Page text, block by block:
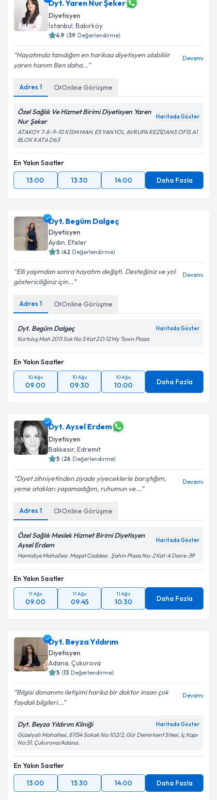
Dyt. Yaren Nur Şeker
Diyetisyen
İstanbul, Bakırköy
4.9 (39 Değerlendirme)
Hayatımda tanıdığım en harikaa diyetisyen olabiliiir
yaren hanım Ben daha...
Devamı
Adres 1 Online Görüşme
Özel Sağlık Ve Hizmet Birimi Diyetisyen Yaren
Nur Şeker
Haritada Göster
ATAKOY 7-8-9-10 KİSM MAH. E5 YANYOL AVRUPA REZİDANS OFİS A1
BLOK KAT6 D63
En Yakın Saatler
13:00
13:30 14:00 Daha Fazla
Dyt. Begüm Dalgeç
Diyetisyen
Aydın, Efeler
5 (42 Değerlendirme)
Elli yaşımdan sonra hayatım değişti. Desteğiniz ve yol
göstericiliğiniz için...
Devamı
Adres 1 Online Görüşme
Dyt. Begüm Dalgeç Haritada Göster
Kurtuluş Mah 2011 Sok No 5 Kat 2 D:12 My Town Plaza
En Yakın Saatler
10 Ağu
09:00
10 Ağu
09:30
10 Ağu
10:00 Daha Fazla
Dyt. Aysel Erdem
Diyetisyen
Balıkesir, Edremit
5 (26 Değerlendirme)
Diyet zihniyetinden ziyade yiyeceklerle barıştığım,
yeme atakları yaşamadığım, ruhumun ve...
Devamı
Adres 1 Online Görüşme
Özel Sağlık Meslek Hizmet Birimi Diyetisyen
Aysel Erdem
Haritada Göster
Hamidiye Mahallesi. Maşat Caddesi . Şahin Plaza No: 2 Kat :4 Daire :39
En Yakın Saatler
11 Ağu
09:00
11 Ağu
09:45
11 Ağu
10:30 Daha Fazla
Dyt. Beyza Yıldırım
Diyetisyen
Adana, Çukurova
5 (13 Değerlendirme)
Bilgisi donanımı iletişimi harika bir doktor insan çok
faydalı bilgileri...
Devamı
Dyt. Beyza Yıldırım Kliniği Haritada Göster
Güzelyalı Mahallesi, 81154 Sokak No:102/2, Gür Demirkent Sitesi, İç Kapı
No:51, Çukurova/Adana.
En Yakın Saatler
13:00
13:30 14:00 Daha Fazla